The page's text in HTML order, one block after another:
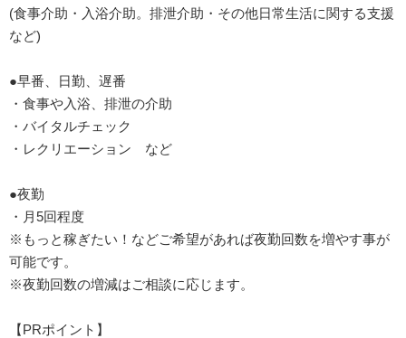
(食事介助・入浴介助。排泄介助・その他日常生活に関する支援
など)
●早番、日勤、遅番
・食事や入浴、排泄の介助
・バイタルチェック
・レクリエーション など
●夜勤
・月5回程度
※もっと稼ぎたい！などご希望があれば夜勤回数を増やす事が
可能です。
※夜勤回数の増減はご相談に応じます。
【PRポイント】